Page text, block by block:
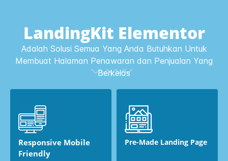
LandingKit Elementor
Adalah Solusi Semua Yang Anda Butuhkan Untuk
Membuat Halaman Penawaran dan Penjualan Yang
Berkelas
Responsive Mobile
Friendly
Pre-Made Landing Page